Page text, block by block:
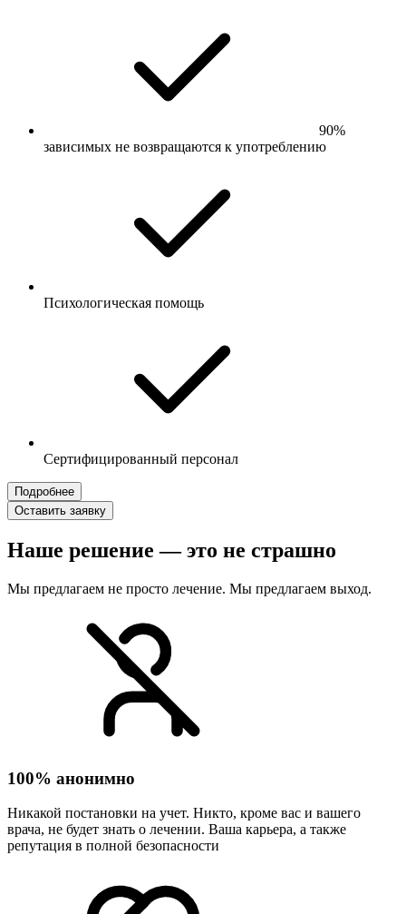
90%
зависимых не возвращаются к употреблению
Психологическая помощь
Сертифицированный персонал
Подробнее
Оставить заявку
Наше решение — это не страшно
Мы предлагаем не просто лечение. Мы предлагаем выход.
100% анонимно
Никакой постановки на учет. Никто, кроме вас и вашего
врача, не будет знать о лечении. Ваша карьера, а также
репутация в полной безопасности